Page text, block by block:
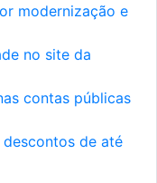
modernização e
no site da
contas públicas
de até